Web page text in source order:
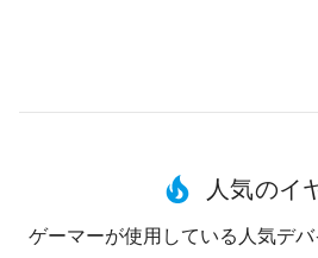
人気のイ
ゲーマーが使用している人気デ